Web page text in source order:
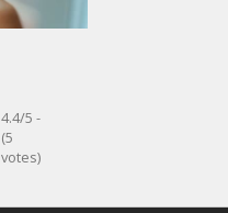
4.4/5 -
(5
votes)